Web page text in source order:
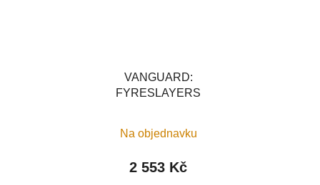
VANGUARD:
FYRESLAYERS
Na objednavku
2 553 Kč